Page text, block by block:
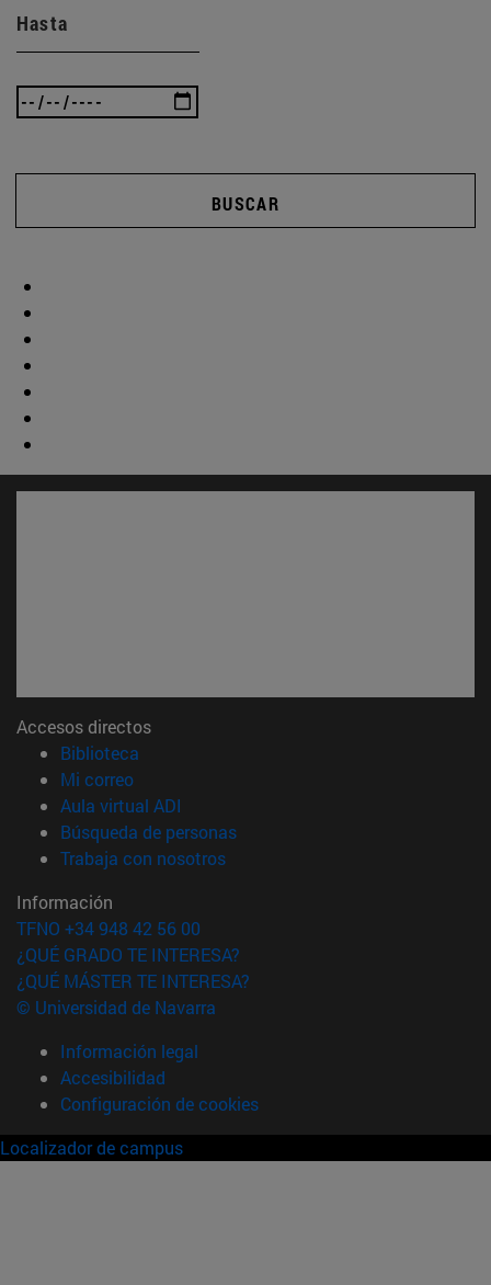
Hasta
BUSCAR
Accesos directos
Biblioteca
Mi correo(abre en nueva ventana)
Aula virtual ADI
Búsqueda de personas(abre en nueva ventana)
Trabaja con nosotros(abre en nueva ventana)
Información
TFNO +34 948 42 56 00
¿QUÉ GRADO TE INTERESA?
¿QUÉ MÁSTER TE INTERESA?
© Universidad de Navarra
Información legal
Accesibilidad
Configuración de cookies
Localizador de campus